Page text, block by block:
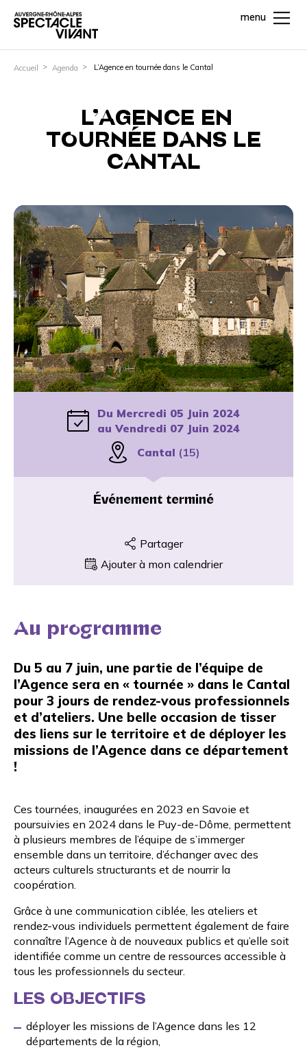
menu
Accueil Agenda L’Agence en tournée dans le Cantal
L’AGENCE EN
TOURNÉE DANS LE
CANTAL
Du Mercredi 05 Juin 2024
au Vendredi 07 Juin 2024
Cantal (15)
Événement terminé
Partager
Ajouter à mon calendrier
Au programme
Du 5 au 7 juin, une partie de l’équipe de
l’Agence sera en « tournée » dans le Cantal
pour 3 jours de rendez-vous professionnels
et d’ateliers. Une belle occasion de tisser
des liens sur le territoire et de déployer les
missions de l’Agence dans ce département
!
Ces tournées, inaugurées en 2023 en Savoie et
poursuivies en 2024 dans le Puy-de-Dôme, permettent
à plusieurs membres de l’équipe de s’immerger
ensemble dans un territoire, d’échanger avec des
acteurs culturels structurants et de nourrir la
coopération.
Grâce à une communication ciblée, les ateliers et
rendez-vous individuels permettent également de faire
connaître l’Agence à de nouveaux publics et qu’elle soit
identifiée comme un centre de ressources accessible à
tous les professionnels du secteur.
LES OBJECTIFS
déployer les missions de l’Agence dans les 12
départements de la région,